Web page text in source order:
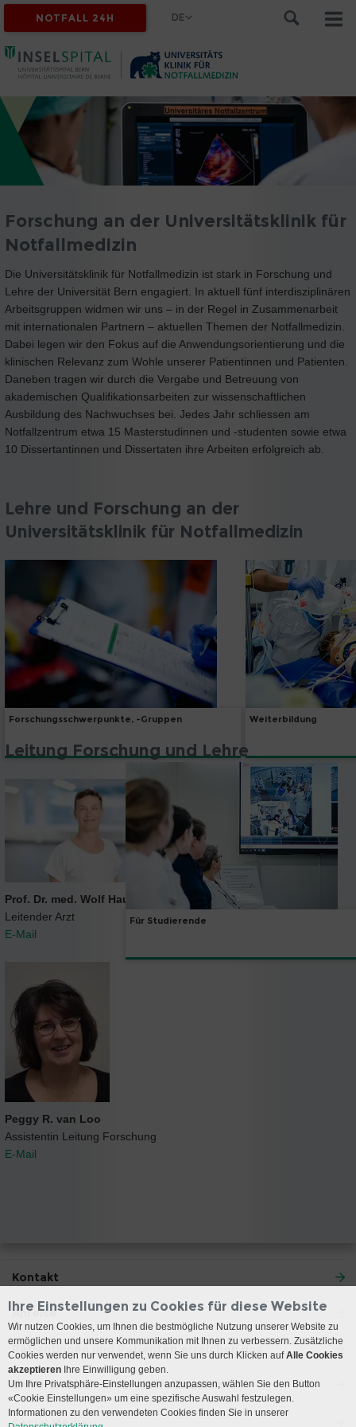
NOTFALL 24H DE
Forschung an der Universitätsklinik für
Notfallmedizin
Die Universitätsklinik für Notfallmedizin ist stark in Forschung und
Lehre der Universität Bern engagiert. In aktuell fünf interdisziplinären
Arbeitsgruppen widmen wir uns – in der Regel in Zusammenarbeit
mit internationalen Partnern – aktuellen Themen der Notfallmedizin.
Dabei legen wir den Fokus auf die Anwendungsorientierung und die
klinischen Relevanz zum Wohle unserer Patientinnen und Patienten.
Daneben tragen wir durch die Vergabe und Betreuung von
akademischen Qualifikationsarbeiten zur wissenschaftlichen
Ausbildung des Nachwuchses bei. Jedes Jahr schliessen am
Notfallzentrum etwa 15 Masterstudinnen und -studenten sowie etwa
10 Dissertantinnen und Dissertaten ihre Arbeiten erfolgreich ab.
Lehre und Forschung an der
Universitätsklinik für Notfallmedizin
Forschungsschwerpunkte, -Gruppen Weiterbildung
Für Studierende
Leitung Forschung und Lehre
Prof. Dr. med. Wolf Hautz, MME
Leitender Arzt
E-Mail
Peggy R. van Loo
Assistentin Leitung Forschung
E-Mail
Kontakt
Anreise
Patientinnen und Patienten erreichen uns
Universitätsklinik für Notfallmedizin
Social Media
Ihre Einstellungen zu Cookies für diese Website
Wir nutzen Cookies, um Ihnen die bestmögliche Nutzung unserer Website zu
ermöglichen und unsere Kommunikation mit Ihnen zu verbessern. Zusätzliche
Cookies werden nur verwendet, wenn Sie uns durch Klicken aufAlle Cookies
akzeptieren Ihre Einwilligung geben.
Um Ihre Privatsphäre-Einstellungen anzupassen, wählen Sie den Button
«Cookie Einstellungen» um eine spezifische Auswahl festzulegen.
Informationen zu den verwendeten Cookies finden Sie in unserer